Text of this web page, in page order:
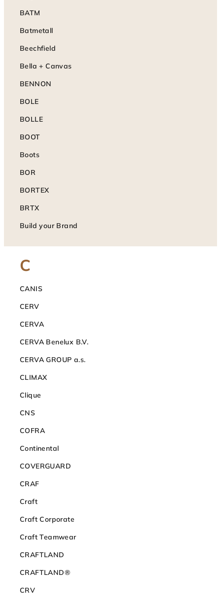
BATM
Batmetall
Beechfield
Bella + Canvas
BENNON
BOLE
BOLLE
BOOT
Boots
BOR
BORTEX
BRTX
Build your Brand
C
CANIS
CERV
CERVA
CERVA Benelux B.V.
CERVA GROUP a.s.
CLIMAX
Clique
CNS
COFRA
Continental
COVERGUARD
CRAF
Craft
Craft Corporate
Craft Teamwear
CRAFTLAND
CRAFTLAND®
CRV